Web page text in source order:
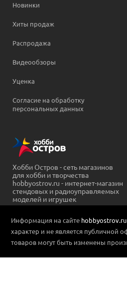
Новинки
Хиты продаж
Распродажа
Видеообзоры
Уценка
Согласие на обработку
персональных данных
Хобби Остров - сеть магазинов
для хобби и творчества
hobbyostrov.ru - интернет-магазин
стендовых и радиоуправляемых
моделей и игрушек
Информация на сайте hobbyostrov.ru
характер и не является публичной
товаров могут быть изменены